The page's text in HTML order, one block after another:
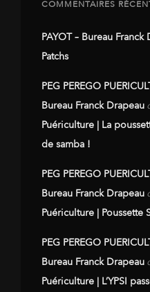
COMMENTAIRES
PAYOT – Bureau Franck
Patchs
PEG PEREGO
Bureau Franck Drapeau
Puériculture | La
de samba !
PEG PEREGO
Bureau Franck Drapeau
Puériculture | Poussette
PEG PEREGO
Bureau Franck Drapeau
Puériculture | L’YPSI